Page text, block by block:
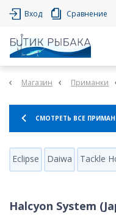
Вход Сравнение
Магазин Приманки
СМОТРЕТЬ ВСЕ
Eclipse Daiwa Tackle
Halcyon System